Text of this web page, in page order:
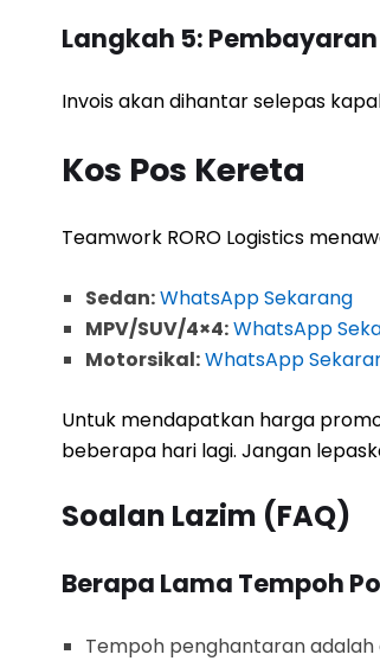
Langkah 5: Pembayaran
Invois akan dihantar selepas
Kos Pos Kereta
Teamwork RORO Logistics
Sedan:WhatsApp Sekarang
MPV/SUV/4×4:WhatsApp
Motorsikal:WhatsApp
Untuk mendapatkan harga
beberapa hari lagi. Jangan
Soalan Lazim (FAQ)
Berapa Lama Tempoh
Tempoh penghantaran adalah